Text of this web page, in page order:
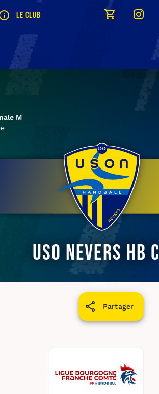
Le club
M
USO Nevers HB C
Partager